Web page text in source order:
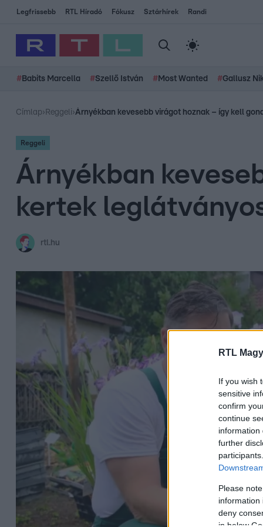
RTL
If you wish
sensitive
confirm
continue
information
further
Please
information
deny
Legfrissebb RTL Híradó Fókusz Sztárhírek Randi
# Babits Marcella #Szellő István # Most Wanted #Gallusz
Címlap› Reggeli›Árnyékban kevesebb virágot hoznak – így kell
Reggeli
Árnyékban
kertek
rtl.hu